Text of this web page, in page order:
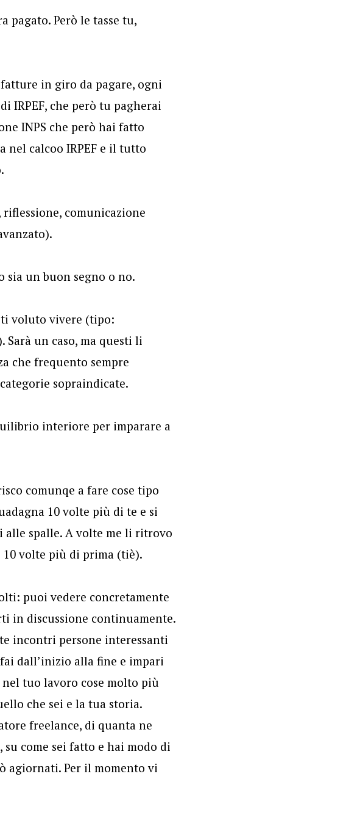
pagato. Però le tasse tu,
in giro da pagare, ogni
IRPEF, che però tu pagherai
INPS che però hai fatto
nel calcoo IRPEF e il tutto
comunicazione
sia un buon segno o no.
voluto vivere (tipo:
un caso, ma questi li
che frequento sempre
sopraindicate.
interiore per imparare a
comunqe a fare cose tipo
10 volte più di te e si
alle spalle. A volte me li ritrovo
10 volte più di prima (tiè).
puoi vedere concretamente
in discussione continuamente.
incontri persone interessanti
dall’inizio alla fine e impari
tuo lavoro cose molto più
che sei e la tua storia.
freelance, di quanta ne
su come sei fatto e hai modo di
agiornati. Per il momento vi